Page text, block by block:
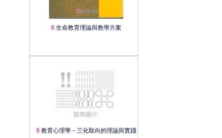
8生命教育理論與教學方案
9教育心理學－三化取向的理論與實踐